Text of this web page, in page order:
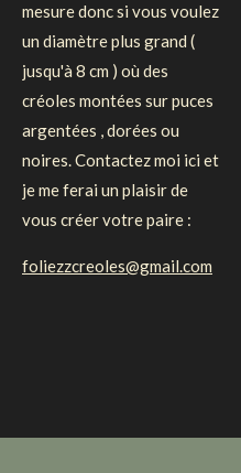
mesure donc si vous voulez
un diamètre plus grand (
jusqu'à 8 cm ) où des
créoles montées sur puces
argentées , dorées ou
noires. Contactez moi ici et
je me ferai un plaisir de
vous créer votre paire :
foliezzcreoles@gmail.com